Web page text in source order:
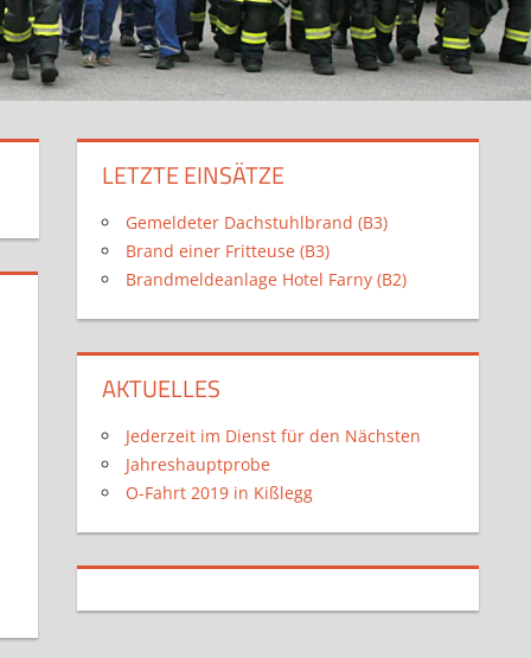
LETZTE EINSÄTZE
Gemeldeter Dachstuhlbrand (B3)
Brand einer Fritteuse (B3)
Brandmeldeanlage Hotel Farny (B2)
AKTUELLES
Jederzeit im Dienst für den Nächsten
Jahreshauptprobe
O-Fahrt 2019 in Kißlegg